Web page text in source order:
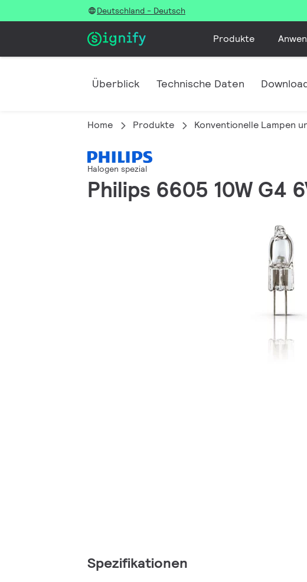
Deutschland - Deutsch
Produkte
Überblick Technische Daten
Home Produkte Konventionelle Lampen
Halogen spezial
Philips 6605 10W G4
Spezifikationen